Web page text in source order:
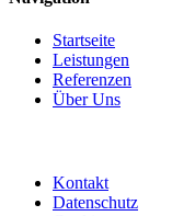
Startseite
Leistungen
Referenzen
Über Uns
Kontakt
Datenschutz